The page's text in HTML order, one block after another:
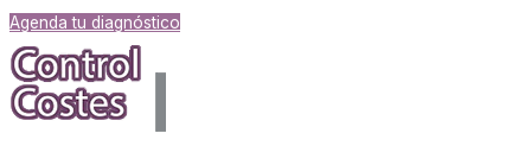
Agenda tu diagnóstico